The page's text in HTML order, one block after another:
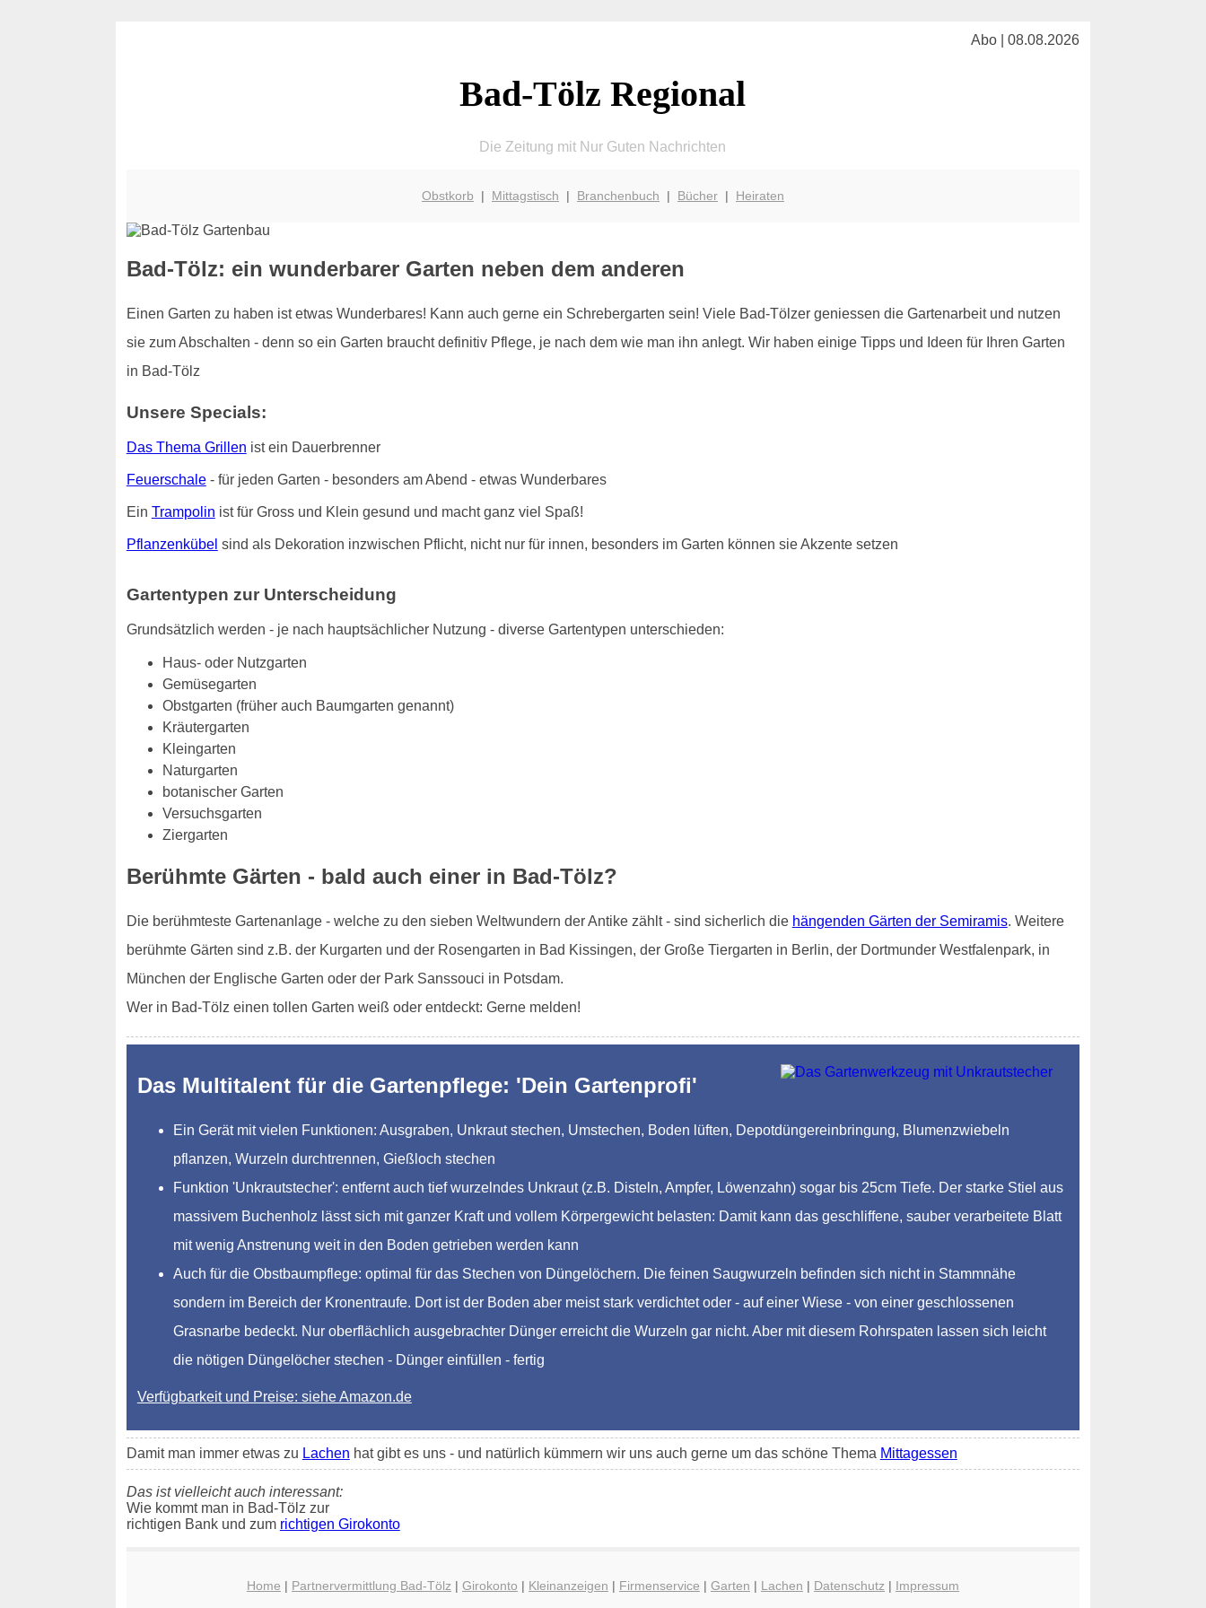
Abo | 08.08.2026
Bad-Tölz Regional
Die Zeitung mit Nur Guten Nachrichten
Obstkorb | Mittagstisch | Branchenbuch | Bücher| Heiraten
Bad-Tölz: ein wunderbarer Garten neben dem anderen
Einen Garten zu haben ist etwas Wunderbares! Kann auch gerne ein Schrebergarten sein! Viele Bad-Tölzer geniessen die Gartenarbeit und nutzen
sie zum Abschalten - denn so ein Garten braucht definitiv Pflege, je nach dem wie man ihn anlegt. Wir haben einige Tipps und Ideen für Ihren Garten
in Bad-Tölz
Unsere Specials:
Das Thema Grillen ist ein Dauerbrenner
Feuerschale- für jeden Garten - besonders am Abend - etwas Wunderbares
Ein Trampolin ist für Gross und Klein gesund und macht ganz viel Spaß!
Pflanzenkübel sind als Dekoration inzwischen Pflicht, nicht nur für innen, besonders im Garten können sie Akzente setzen
Gartentypen zur Unterscheidung
Grundsätzlich werden - je nach hauptsächlicher Nutzung - diverse Gartentypen unterschieden:
Haus- oder Nutzgarten
Gemüsegarten
Obstgarten (früher auch Baumgarten genannt)
Kräutergarten
Kleingarten
Naturgarten
botanischer Garten
Versuchsgarten
Ziergarten
Berühmte Gärten - bald auch einer in Bad-Tölz?
Die berühmteste Gartenanlage - welche zu den sieben Weltwundern der Antike zählt - sind sicherlich die hängenden Gärten der Semiramis. Weitere
berühmte Gärten sind z.B. der Kurgarten und der Rosengarten in Bad Kissingen, der Große Tiergarten in Berlin, der Dortmunder Westfalenpark, in
München der Englische Garten oder der Park Sanssouci in Potsdam.
Wer in Bad-Tölz einen tollen Garten weiß oder entdeckt: Gerne melden!
Das Multitalent für die Gartenpflege: 'Dein Gartenprofi'
Ein Gerät mit vielen Funktionen: Ausgraben, Unkraut stechen, Umstechen, Boden lüften, Depotdüngereinbringung, Blumenzwiebeln
pflanzen, Wurzeln durchtrennen, Gießloch stechen
Funktion 'Unkrautstecher': entfernt auch tief wurzelndes Unkraut (z.B. Disteln, Ampfer, Löwenzahn) sogar bis 25cm Tiefe. Der starke Stiel aus
massivem Buchenholz lässt sich mit ganzer Kraft und vollem Körpergewicht belasten: Damit kann das geschliffene, sauber verarbeitete Blatt
mit wenig Anstrenung weit in den Boden getrieben werden kann
Auch für die Obstbaumpflege: optimal für das Stechen von Düngelöchern. Die feinen Saugwurzeln befinden sich nicht in Stammnähe
sondern im Bereich der Kronentraufe. Dort ist der Boden aber meist stark verdichtet oder - auf einer Wiese - von einer geschlossenen
Grasnarbe bedeckt. Nur oberflächlich ausgebrachter Dünger erreicht die Wurzeln gar nicht. Aber mit diesem Rohrspaten lassen sich leicht
die nötigen Düngelöcher stechen - Dünger einfüllen - fertig
Verfügbarkeit und Preise: siehe Amazon.de
Damit man immer etwas zu Lachen hat gibt es uns - und natürlich kümmern wir uns auch gerne um das schöne Thema Mittagessen
Das ist vielleicht auch interessant:
Wie kommt man in Bad-Tölz zur
richtigen Bank und zum richtigen Girokonto
Home | Partnervermittlung Bad-Tölz | Girokonto | Kleinanzeigen | Firmenservice | Garten | Lachen | Datenschutz | Impressum